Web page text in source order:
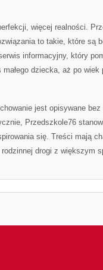
więcej realności.
to takie, które są
informacyjny, który
dziecka, aż po wiek
jest opisywane
Przedszkole76
się. Treści mają
drogi z większym